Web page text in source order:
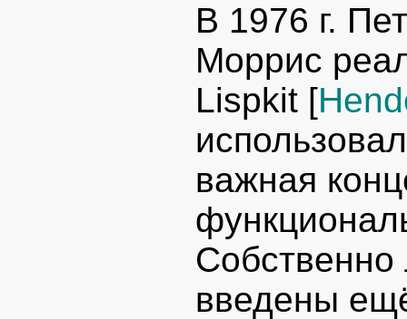
В 1976 г.
Моррис
Lispkit [
важная
введены